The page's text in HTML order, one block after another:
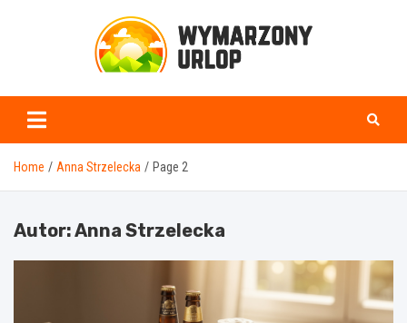
Home Anna Strzelecka Page 2
Autor:Anna Strzelecka